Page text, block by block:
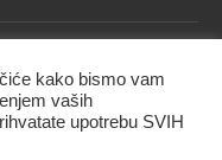
niti koristiti, delimično
kompanije.
kako bismo vam
vaših
upotrebu SVIH